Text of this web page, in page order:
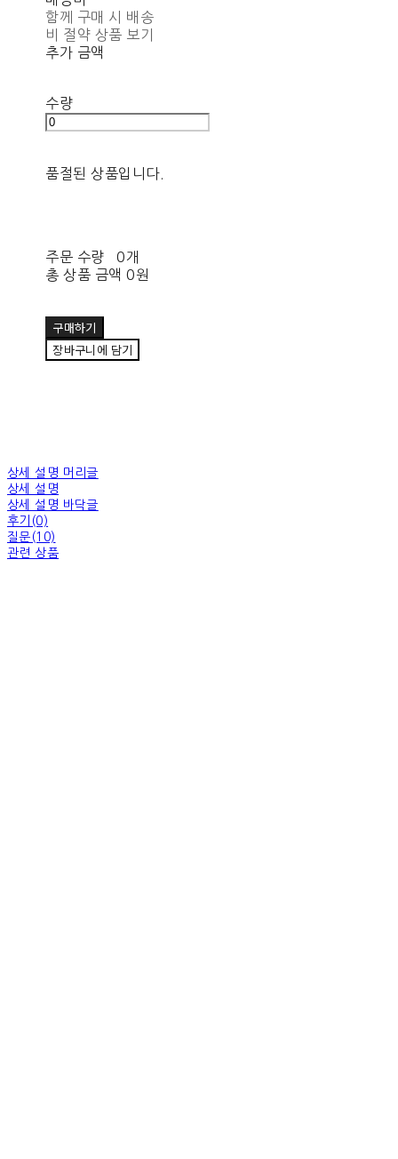
함께 구매 시 배송
비 절약 상품 보기
추가 금액
수량
품절된 상품입니다.
주문 수량
0개
총 상품 금액 0원
구매하기
장바구니에 담기
상세 설명 머리글
상세 설명
상세 설명 바닥글
후기(0)
질문(10)
관련 상품